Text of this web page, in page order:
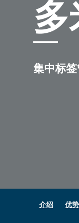
集中标
介绍 优势